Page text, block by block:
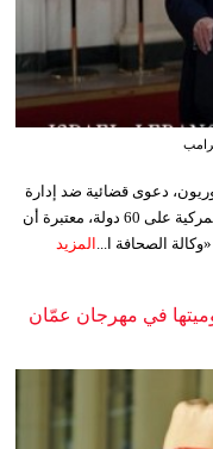
جمهوريون، دعوى قضائية ضد إدارة
دونالد ترمب، الاثنين، على خلفية فرضه رسوماً جمركية على 60 دولة، معتبرة أن
الصحافة ا... المزيد
في مهرجان عمّان